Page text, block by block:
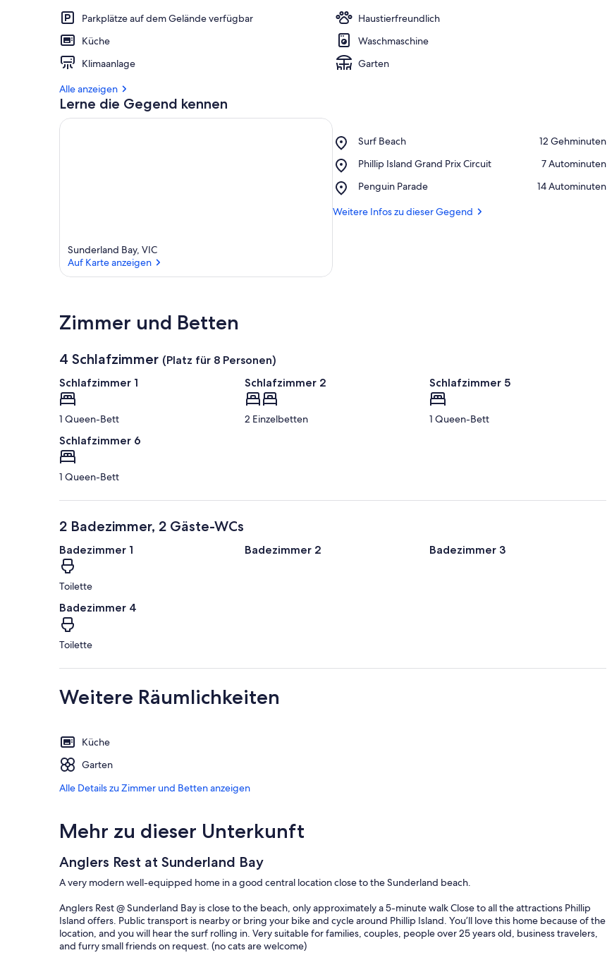
Parkplätze auf dem Gelände verfügbar
Haustierfreundlich
Küche
Waschmaschine
Klimaanlage
Garten
Alle anzeigen
Lerne die Gegend kennen
Sunderland Bay, VIC
Auf Karte anzeigen
Surf Beach
Place,
Beach
‪12 Gehminuten‬
Phillip Island Grand Prix Circuit
Place,
Island
Prix
‪7 Autominuten‬
Penguin Parade
Place,
Parade
‪14 Autominuten‬
Weitere Infos zu dieser Gegend
Zimmer und Betten
4 Schlafzimmer (Platz für 8 Personen)
Schlafzimmer 1
1 Queen-Bett
Schlafzimmer 2
2 Einzelbetten
Schlafzimmer 5
1 Queen-Bett
Schlafzimmer 6
1 Queen-Bett
2 Badezimmer, 2 Gäste-WCs
Badezimmer 1
Toilette
Badezimmer 2 Badezimmer 3
Badezimmer 4
Toilette
Weitere Räumlichkeiten
Küche
Garten
Alle Details zu Zimmer und Betten anzeigen
Mehr zu dieser Unterkunft
Anglers Rest at Sunderland Bay
A very modern well-equipped home in a good central location close to the Sunderland beach.
Anglers Rest @ Sunderland Bay is close to the beach, only approximately a 5-minute walk Close to all the attractions Phillip
Island offers. Public transport is nearby or bring your bike and cycle around Phillip Island. You’ll love this home because of the
location, and you will hear the surf rolling in. Very suitable for families, couples, people over 25 years old, business travelers,
and furry small friends on request. (no cats are welcome)